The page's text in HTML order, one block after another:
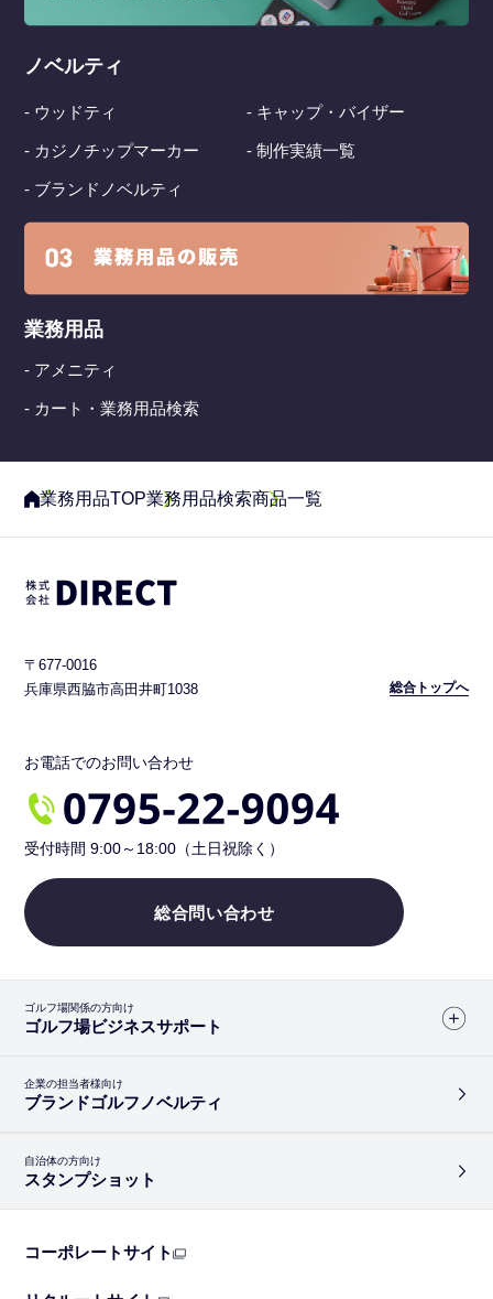
ノベルティ
- ウッドティ - キャップ・バイザー
- カジノチップマーカー - 制作実績一覧
- ブランドノベルティ
業務用品
- アメニティ
- カート・業務用品検索
業務用品TOP業務用品検索商品一覧
〒677-0016
兵庫県西脇市高田井町1038
総合トップへ
お電話でのお問い合わせ
受付時間 9:00～18:00（土日祝除く）
総合問い合わせ
ゴルフ場関係の方向け
ゴルフ場ビジネスサポート
企業の担当者様向け
ブランドゴルフノベルティ
自治体の方向け
スタンプショット
コーポレートサイト